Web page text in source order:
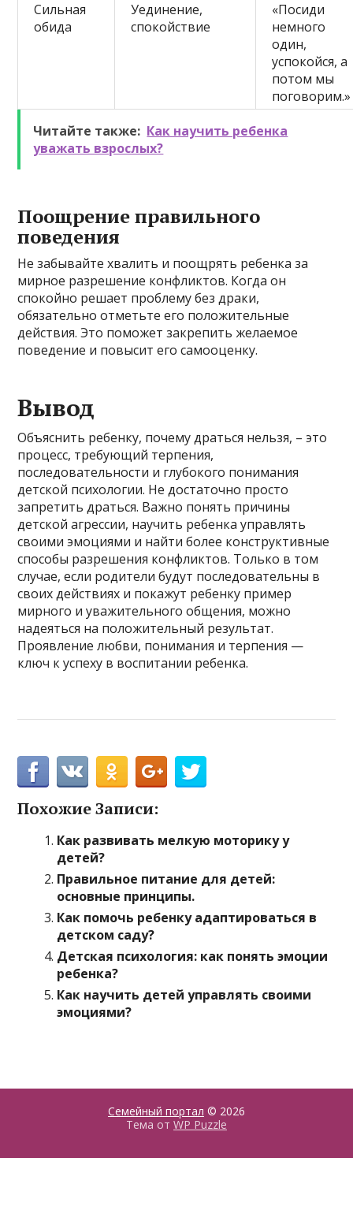
Сильная
обида
Уединение,
спокойствие
«Посиди
немного
один,
успокойся, а
потом мы
поговорим.»
Читайте также: Как научить ребенка
уважать взрослых?
Поощрение правильного
поведения
Не забывайте хвалить и поощрять ребенка за
мирное разрешение конфликтов. Когда он
спокойно решает проблему без драки,
обязательно отметьте его положительные
действия. Это поможет закрепить желаемое
поведение и повысит его самооценку.
Вывод
Объяснить ребенку, почему драться нельзя, – это
процесс, требующий терпения,
последовательности и глубокого понимания
детской психологии. Не достаточно просто
запретить драться. Важно понять причины
детской агрессии, научить ребенка управлять
своими эмоциями и найти более конструктивные
способы разрешения конфликтов. Только в том
случае, если родители будут последовательны в
своих действиях и покажут ребенку пример
мирного и уважительного общения, можно
надеяться на положительный результат.
Проявление любви, понимания и терпения —
ключ к успеху в воспитании ребенка.
Похожие Записи:
Как развивать мелкую моторику у
детей?
Правильное питание для детей:
основные принципы.
Как помочь ребенку адаптироваться в
детском саду?
Детская психология: как понять эмоции
ребенка?
Как научить детей управлять своими
эмоциями?
Семейный портал © 2026
Тема от WP Puzzle